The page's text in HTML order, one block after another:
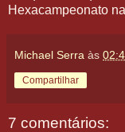
Hexacampeonato
Michael Serra às
Compartilhar
7 comentários: